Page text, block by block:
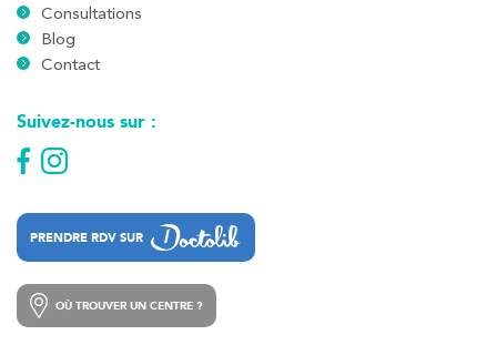
Consultations
Blog
Contact
Suivez-nous sur :
PRENDRE RDV SUR
OÙ TROUVER UN CENTRE ?